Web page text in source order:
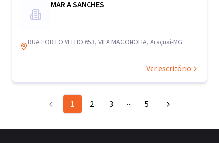
MARIA SANCHES
RUA PORTO VELHO 653, VILA MAGONOLIA, Araçuaí-MG
Ver escritório
1 2 3 More pages
5